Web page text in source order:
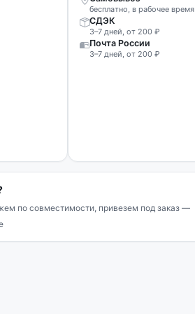
бесплатно, в рабочее время
СДЭК
3–7 дней, от 200 ₽
Почта России
3–7 дней, от 200 ₽
по совместимости, привезем под заказ —